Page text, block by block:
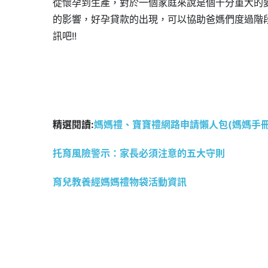
從懷孕到生產，對於一個家庭來說是個十分重大
的影響，好孕貸款的出現，可以協助爸媽們度過
訊吧!!
精選閱讀:媽媽禮、寶寶禮網路申請懶人包(媽媽手
托育風險警示：家長必須注意的五大守則
育兒教養經媽媽禮物袋活動資訊